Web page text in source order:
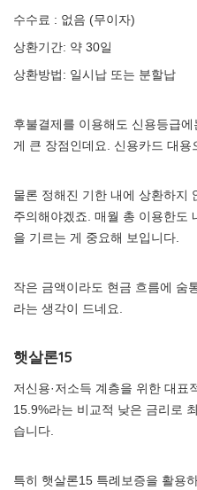
수수료 : 없음 (무이자)
상환기간: 약 30일
상환방법: 일시납 또는 분할납
후불결제를 이용해도 신용등급
게 큰 장점인데요. 신용카드 대용
물론 정해진 기한 내에 상환하지
주의해야겠죠. 매월 총 이용한도
을 기르는 게 중요해 보입니다.
작은 금액이라도 현금 흐름에 숨
라는 생각이 드네요.
햇살론15
저신용·저소득 계층을 위한 대표
15.9%라는 비교적 낮은 금리로
습니다.
특히 햇살론15 특례보증을 활용